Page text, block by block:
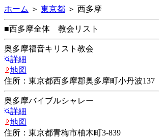
ホーム ＞ 東京都 ＞ 西多摩
■西多摩全体 教会リスト
奥多摩福音キリスト教会
詳細
地図
住所：東京都西多摩郡奥多摩町小丹波137
奥多摩バイブルシャレー
詳細
地図
住所：東京都青梅市柚木町3-839